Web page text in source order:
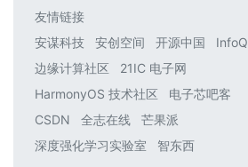
友情链接
安谋科技
安创空间 开源中国
InfoQ
边缘计算社区
21IC 电子网
HarmonyOS 技术社区
电子芯吧客
CSDN
全志在线
芒果派
深度强化学习实验室
智东西